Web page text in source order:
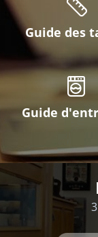
Guide des
Guide